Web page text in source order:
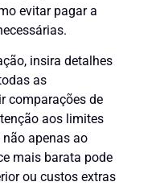
evitar pagar a
insira detalhes
as
comparações de
aos limites
apenas ao
mais barata pode
ou custos extras